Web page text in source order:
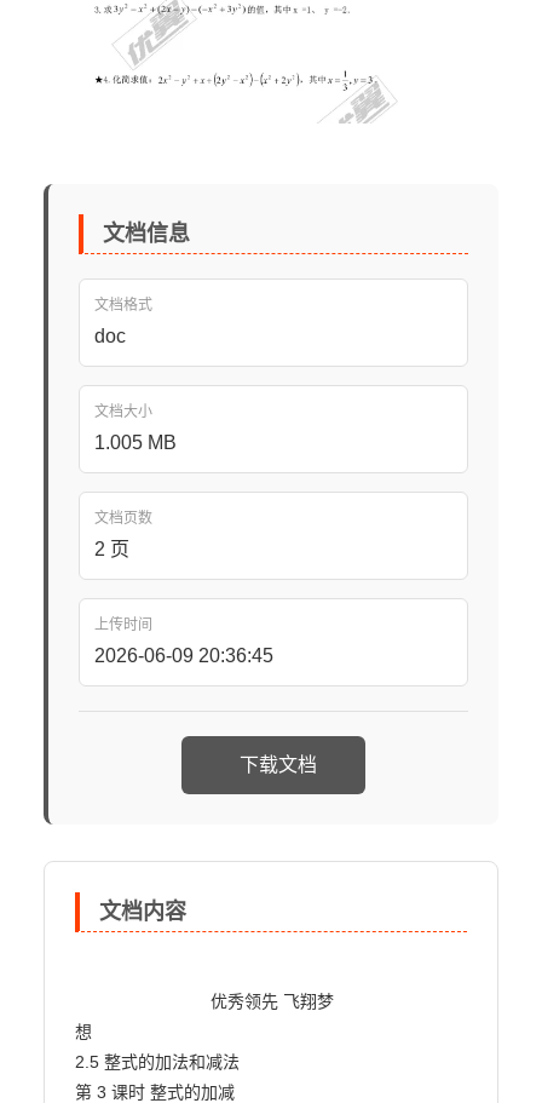
文档信息
文档格式
doc
文档大小
1.005 MB
文档页数
2 页
上传时间
2026-06-09 20:36:45
下载文档
文档内容
想
2.5 整式的加法和减法
第 3 课时 整式的加减